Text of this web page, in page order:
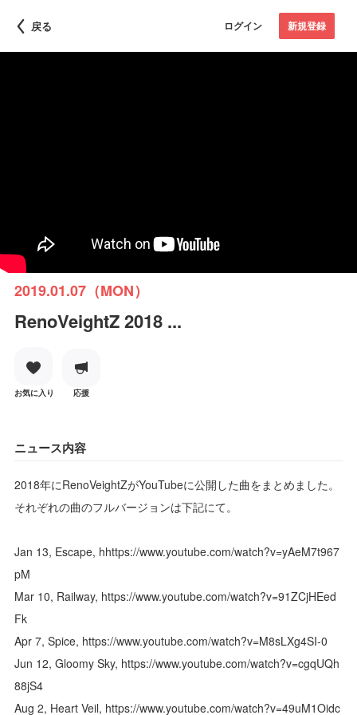
戻る ログイン 新規登録
2019.01.07（MON）
RenoVeightZ 2018 ...
お気に入り 応援
ニュース内容
2018年にRenoVeightZがYouTubeに公開した曲をまとめました。
それぞれの曲のフルバージョンは下記にて。
Jan 13, Escape, hhttps://www.youtube.com/watch?v=yAeM7t967
pM
Mar 10, Railway, https://www.youtube.com/watch?v=91ZCjHEed
Fk
Apr 7, Spice, https://www.youtube.com/watch?v=M8sLXg4SI-0
Jun 12, Gloomy Sky, https://www.youtube.com/watch?v=cgqUQh
88jS4
Aug 2, Heart Veil, https://www.youtube.com/watch?v=49uM1Oidc